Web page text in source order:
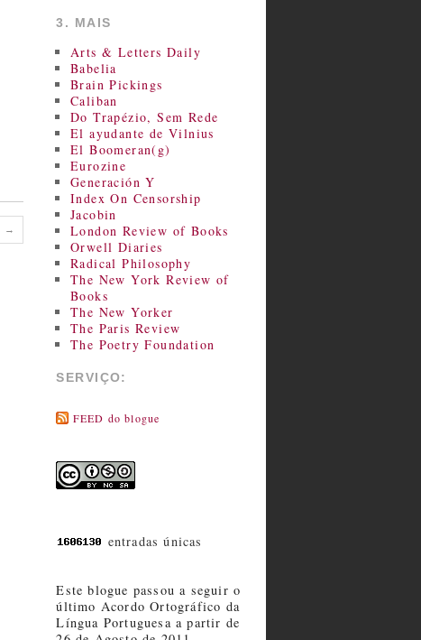
→
3. MAIS
Arts & Letters Daily
Babelia
Brain Pickings
Caliban
Do Trapézio, Sem Rede
El ayudante de Vilnius
El Boomeran(g)
Eurozine
Generación Y
Index On Censorship
Jacobin
London Review of Books
Orwell Diaries
Radical Philosophy
The New York Review of
Books
The New Yorker
The Paris Review
The Poetry Foundation
SERVIÇO:
FEED do blogue
entradas únicas
Este blogue passou a seguir o
último Acordo Ortográfico da
Língua Portuguesa a partir de